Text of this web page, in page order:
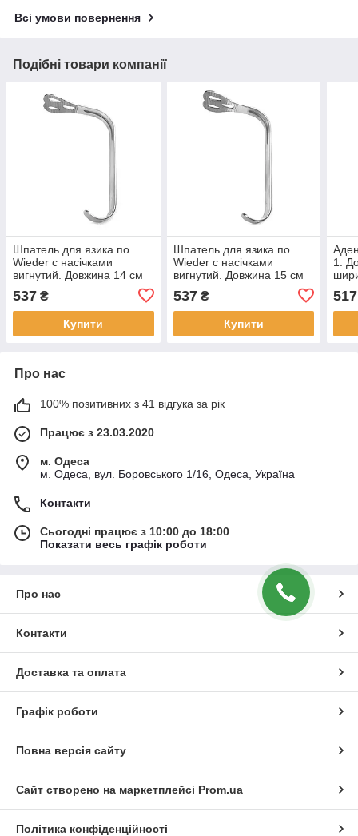
Всі умови повернення
Подібні товари компанії
Шпатель для язика по
Wieder с насічками
вигнутий. Довжина 14 см
537 ₴
Купити
Шпатель для язика по
Wieder с насічками
вигнутий. Довжина 15 см
537₴
Купити
1.
517
Про нас
100% позитивних з 41 відгука за рік
Працює з 23.03.2020
м. Одеса
м. Одеса, вул. Боровського 1/16, Одеса, Україна
Контакти
Сьогодні працює з 10:00 до 18:00
Показати весь графік роботи
Про нас
Контакти
Доставка та оплата
Графік роботи
Повна версія сайту
Сайт створено на маркетплейсі Prom.ua
Політика конфіденційності